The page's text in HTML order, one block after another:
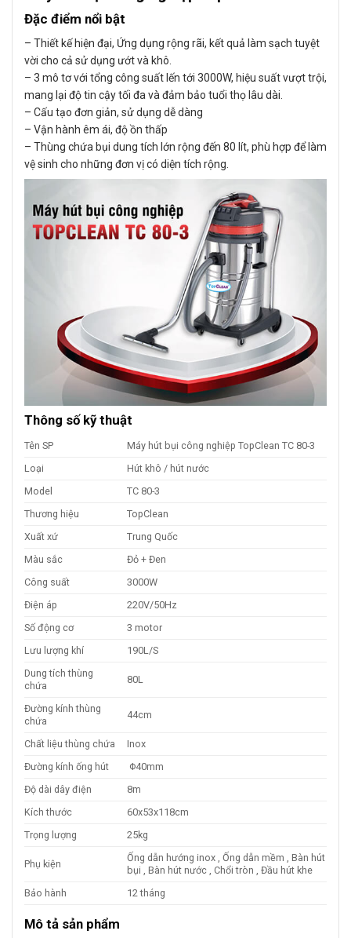
Đặc điểm nổi bật
– Thiết kế hiện đại, Ứng dụng rộng rãi, kết quả làm sạch tuyệt
vời cho cả sử dụng ướt và khô.
– 3 mô tơ với tổng công suất lến tới 3000W, hiệu suất vượt trội,
mang lại độ tin cậy tối đa và đảm bảo tuổi thọ lâu dài.
– Cấu tạo đơn giản, sử dụng dễ dàng
– Vận hành êm ái, độ ồn thấp
– Thùng chứa bụi dung tích lớn rộng đến 80 lít, phù hợp để làm
vệ sinh cho những đơn vị có diện tích rộng.
Thông số kỹ thuật
Tên SP
Máy hút bụi công nghiệp TopClean TC 80-3
Loại
Hút khô / hút nước
Model
TC 80-3
Thương hiệu
TopClean
Xuất xứ
Trung Quốc
Màu sắc
Đỏ + Đen
Công suất
3000W
Điện áp
220V/50Hz
Số động cơ
3 motor
Lưu lượng khí
190L/S
Dung tích thùng
chứa
80L
Đường kính thùng
chứa
44cm
Chất liệu thùng chứa
Inox
Đường kính ống hút
Φ40mm
Độ dài dây điện
8m
Kích thước
60x53x118cm
Trọng lượng
25kg
Phụ kiện
Ống dẫn hướng inox , Ống dẫn mềm , Bàn hút
bụi , Bàn hút nước , Chổi tròn , Đầu hút khe
Bảo hành
12 tháng
Mô tả sản phẩm